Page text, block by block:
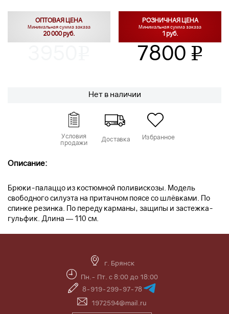
ОПТОВАЯ ЦЕНА
Минимальная сумма заказа
20 000 руб.
РОЗНИЧНАЯ ЦЕНА
Минимальная сумма заказа
1 руб.
7800 v
Нет в наличии
Условия
продажи Доставка Избранное
Описание:
Брюки-палаццо из костюмной поливискозы. Модель
свободного силуэта на притачном поясе со шлёвками. По
спинке резинка. По переду карманы, защипы и застежка-
гульфик. Длина — 110 см.
г. Брянск
Пн.- Пт. с 8:00 до 18:00
8-919-299-97-78
1972594@mail.ru